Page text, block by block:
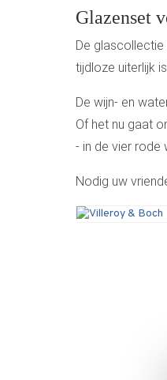
Glazenset
De glascollectie
tijdloze uiterlijk
De wijn- en
Of het nu gaat
- in de vier rode
Nodig uw